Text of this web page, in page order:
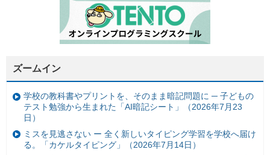
ズームイン
学校の教科書やプリントを、そのまま暗記問題に ─ 子どもの
テスト勉強から生まれた「AI暗記シート」（2026年7月23
日）
ミスを見逃さない ー 全く新しいタイピング学習を学校へ届け
る。「カケルタイピング」（2026年7月14日）